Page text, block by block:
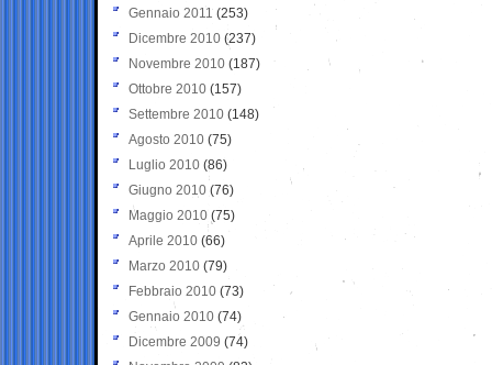
Gennaio 2011 (253)
Dicembre 2010 (237)
Novembre 2010 (187)
Ottobre 2010 (157)
Settembre 2010 (148)
Agosto 2010 (75)
Luglio 2010 (86)
Giugno 2010 (76)
Maggio 2010 (75)
Aprile 2010 (66)
Marzo 2010 (79)
Febbraio 2010 (73)
Gennaio 2010 (74)
Dicembre 2009 (74)